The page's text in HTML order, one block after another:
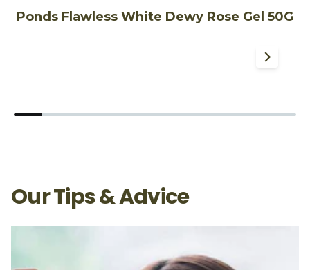
Ponds Flawless White Dewy Rose Gel 50G
Our Tips & Advice